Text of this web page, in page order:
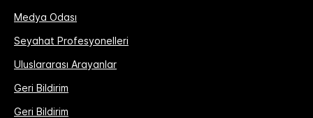
Medya Odası
Seyahat Profesyonelleri
Uluslararası Arayanlar
Geri Bildirim
Geri Bildirim